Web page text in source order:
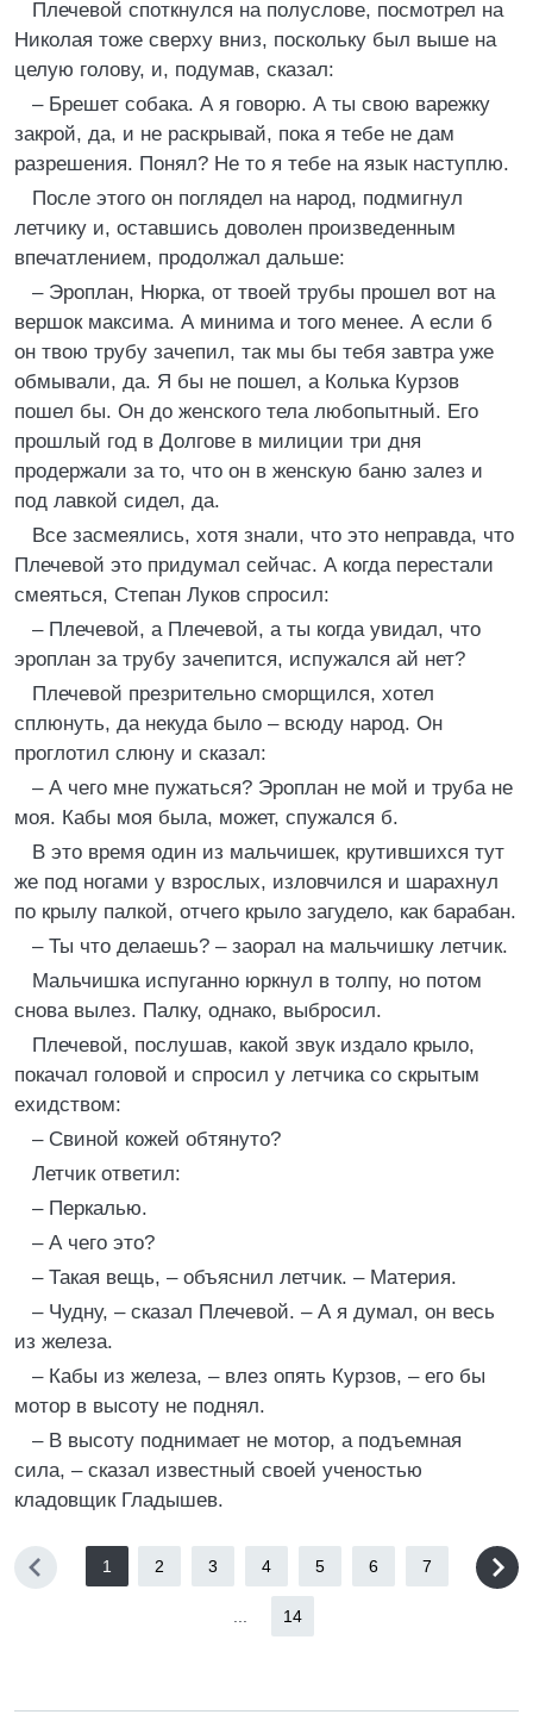
Плечевой споткнулся на полуслове, посмотрел на
Николая тоже сверху вниз, поскольку был выше на
целую голову, и, подумав, сказал:
– Брешет собака. А я говорю. А ты свою варежку
закрой, да, и не раскрывай, пока я тебе не дам
разрешения. Понял? Не то я тебе на язык наступлю.
После этого он поглядел на народ, подмигнул
летчику и, оставшись доволен произведенным
впечатлением, продолжал дальше:
– Эроплан, Нюрка, от твоей трубы прошел вот на
вершок максима. А минима и того менее. А если б
он твою трубу зачепил, так мы бы тебя завтра уже
обмывали, да. Я бы не пошел, а Колька Курзов
пошел бы. Он до женского тела любопытный. Его
прошлый год в Долгове в милиции три дня
продержали за то, что он в женскую баню залез и
под лавкой сидел, да.
Все засмеялись, хотя знали, что это неправда, что
Плечевой это придумал сейчас. А когда перестали
смеяться, Степан Луков спросил:
– Плечевой, а Плечевой, а ты когда увидал, что
эроплан за трубу зачепится, испужался ай нет?
Плечевой презрительно сморщился, хотел
сплюнуть, да некуда было – всюду народ. Он
проглотил слюну и сказал:
– А чего мне пужаться? Эроплан не мой и труба не
моя. Кабы моя была, может, спужался б.
В это время один из мальчишек, крутившихся тут
же под ногами у взрослых, изловчился и шарахнул
по крылу палкой, отчего крыло загудело, как барабан.
– Ты что делаешь? – заорал на мальчишку летчик.
Мальчишка испуганно юркнул в толпу, но потом
снова вылез. Палку, однако, выбросил.
Плечевой, послушав, какой звук издало крыло,
покачал головой и спросил у летчика со скрытым
ехидством:
– Свиной кожей обтянуто?
Летчик ответил:
– Перкалью.
– А чего это?
– Такая вещь, – объяснил летчик. – Материя.
– Чудну, – сказал Плечевой. – А я думал, он весь
из железа.
– Кабы из железа, – влез опять Курзов, – его бы
мотор в высоту не поднял.
– В высоту поднимает не мотор, а подъемная
сила, – сказал известный своей ученостью
кладовщик Гладышев.
1 2 3 4 5 6 7
14